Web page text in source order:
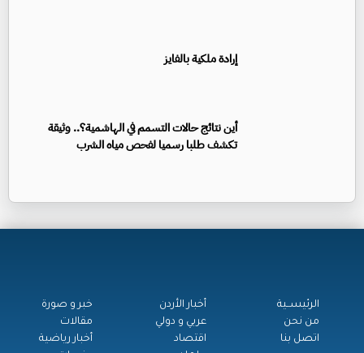
إرادة ملكية بالفايز
أين نتائج حالات التسمم في الهاشمية؟.. وثيقة
تكشف طلبا رسميا لفحص مياه الشرب
الرئيســية
من نحن
اتصل بنا
أخبار الأردن
عربي و دولي
اقتصاد
خبر و صورة
مقالات
أخبار رياضية